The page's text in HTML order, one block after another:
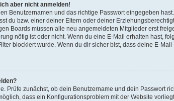
aber nicht anmelden!
Benutzernamen und das richtige Passwort eingegeben
du bzw. einer deiner Eltern oder deiner
Boards müssen alle neu angemeldeten Mitglieder erst
nötig ist oder nicht. Wenn du eine E-Mail erhalten hast,
blockiert wurde. Wenn du dir sicher bist, dass deine E-
Prüfe zunächst, ob dein Benutzername und dein Passwort
dass ein Konfigurationsproblem mit der Website